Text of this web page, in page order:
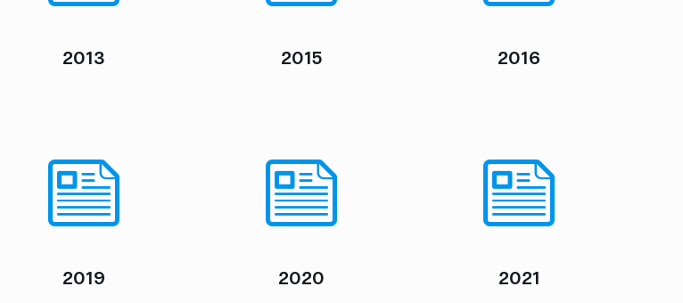
2013 2015 2016
2019 2020 2021